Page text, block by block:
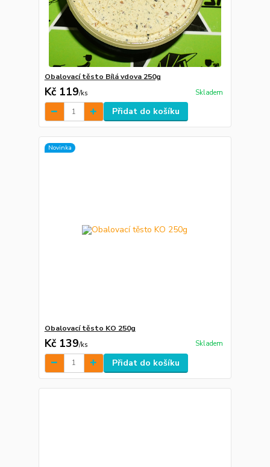
Obalovací těsto Bílá vdova 250g
Kč 119/ks Skladem
Přidat do košíku
Novinka
Obalovací těsto KO 250g
Kč 139/ks Skladem
Přidat do košíku